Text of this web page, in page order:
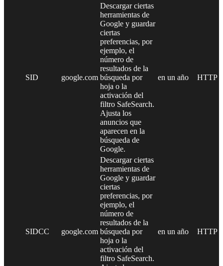
SID google.com
Descargar ciertas
herramientas de
Google y guardar
ciertas
preferencias, por
ejemplo, el
número de
resultados de la
búsqueda por
hoja o la
activación del
filtro SafeSearch.
Ajusta los
anuncios que
aparecen en la
búsqueda de
Google.
en un año HTTP
SIDCC google.com
Descargar ciertas
herramientas de
Google y guardar
ciertas
preferencias, por
ejemplo, el
número de
resultados de la
búsqueda por
hoja o la
activación del
filtro SafeSearch.
en un año HTTP